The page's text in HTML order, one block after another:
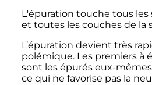
L'épuration touche tous les
et toutes les couches de la
L’épuration devient très
polémique. Les premiers à
sont les épurés eux-
ce qui ne favorise pas la